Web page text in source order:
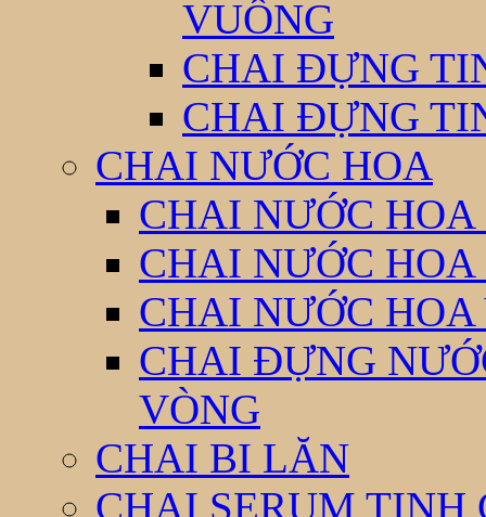
VUÔNG
CHAI ĐỰNG
CHAI ĐỰNG
CHAI NƯỚC HOA
CHAI NƯỚC
CHAI NƯỚC HOA
CHAI NƯỚC
CHAI ĐỰNG
VÒNG
CHAI BI LĂN
CHAI SERUM TINH